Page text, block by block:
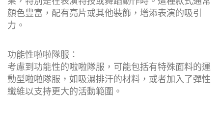
顏色豐富，配有亮片或其他裝飾，增添表演的吸引
力。
功能性啦啦隊服：
考慮到功能性的啦啦隊服，可能包括有特殊面料的運
動型啦啦隊服，如吸濕排汗的材料，或者加入了彈性
纖維以支持更大的活動範圍。